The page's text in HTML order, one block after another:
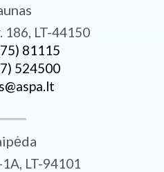
186, LT-44150
81115
524500
LT-94101